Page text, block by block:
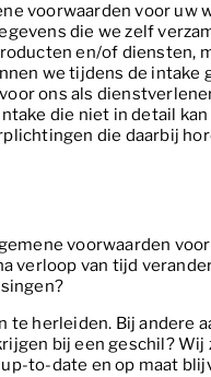
voorwaarden voor uw
die we zelf
en/of diensten,
we tijdens de intake
ons als
die niet in detail kan
die daarbij
voorwaarden
verloop van tijd
te herleiden. Bij andere
bij een geschil? Wij
to-date en op maat